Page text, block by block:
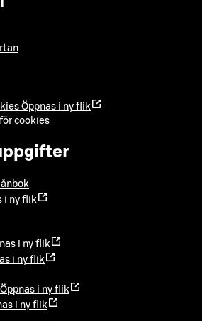
Öppnas i ny flik
cookies
i ny flik
i ny flik
i ny flik
Öppnas i ny flik
i ny flik